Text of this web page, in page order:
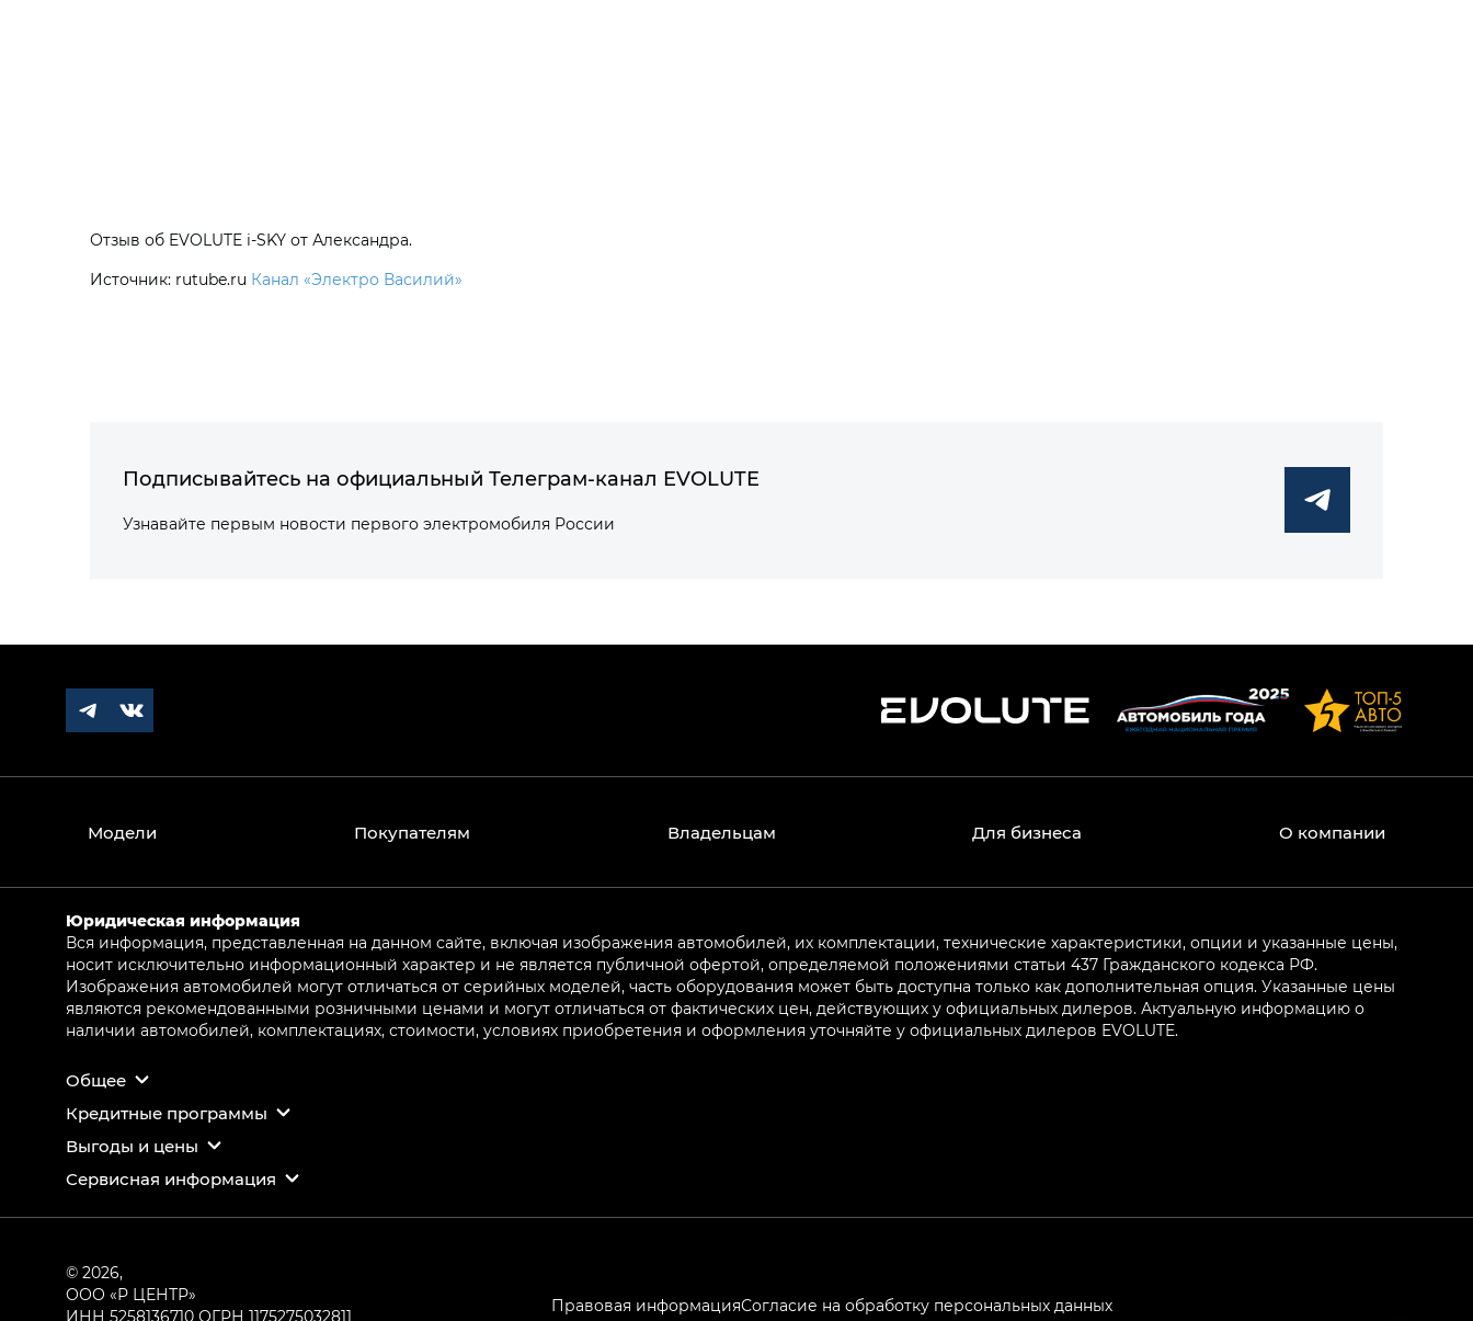
Отзыв об EVOLUTE i‑SKY от Александра.
Источник: rutube.ru Канал «Электро Василий»
Подписывайтесь на официальный Телеграм-канал EVOLUTE
Узнавайте первым новости первого электромобиля России
Модели Покупателям Владельцам Для бизнеса О компании
Юридическая информация
Вся информация, представленная на данном сайте, включая изображения автомобилей, их комплектации, технические характеристики, опции и указанные цены,
носит исключительно информационный характер и не является публичной офертой, определяемой положениями статьи 437 Гражданского кодекса РФ.
Изображения автомобилей могут отличаться от серийных моделей, часть оборудования может быть доступна только как дополнительная опция. Указанные цены
являются рекомендованными розничными ценами и могут отличаться от фактических цен, действующих у официальных дилеров. Актуальную информацию о
наличии автомобилей, комплектациях, стоимости, условиях приобретения и оформления уточняйте у официальных дилеров EVOLUTE.
Общее
Кредитные программы
Выгоды и цены
Сервисная информация
© 2026,
ООО «Р ЦЕНТР»
ИНН 5258136710 ОГРН 1175275032811
Правовая информацияСогласие на обработку персональных данных